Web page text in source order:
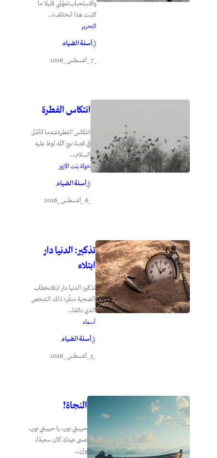
والاستحباب:تمهَّلي قليلًا ما
كتبت هذا لنختلف؛...
التحرير
فيأسنة الضياء.
انتكاس الفطرة
انتكاس الفطرةعندما أتأمَّل
في قصة نبيّ الله لوط عليه
السلام،...
خولة بنت الأزور
فيأسنة الضياء.
تذكير: الدنيا دار
ابتلاء
تذكير: الدنيا دار ابتلاءخطاب
الضحية منفِّر؛ ذلك الشخص
الذي دائمًا...
أسماء
فيأسنة الضياء.
_5 _أغسطس _2026
النجاة!
حبيبتي نون، يا حبيبتي نون،
عسى عيدكِ كان سعيدًا،
وإن...